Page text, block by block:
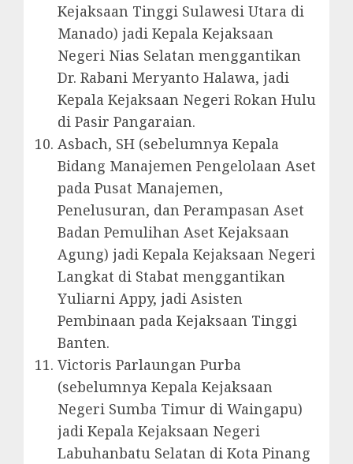
Kejaksaan Tinggi Sulawesi Utara di
Manado) jadi Kepala Kejaksaan
Negeri Nias Selatan menggantikan
Dr. Rabani Meryanto Halawa, jadi
Kepala Kejaksaan Negeri Rokan Hulu
di Pasir Pangaraian.
Asbach, SH (sebelumnya Kepala
Bidang Manajemen Pengelolaan Aset
pada Pusat Manajemen,
Penelusuran, dan Perampasan Aset
Badan Pemulihan Aset Kejaksaan
Agung) jadi Kepala Kejaksaan Negeri
Langkat di Stabat menggantikan
Yuliarni Appy, jadi Asisten
Pembinaan pada Kejaksaan Tinggi
Banten.
Victoris Parlaungan Purba
(sebelumnya Kepala Kejaksaan
Negeri Sumba Timur di Waingapu)
jadi Kepala Kejaksaan Negeri
Labuhanbatu Selatan di Kota Pinang